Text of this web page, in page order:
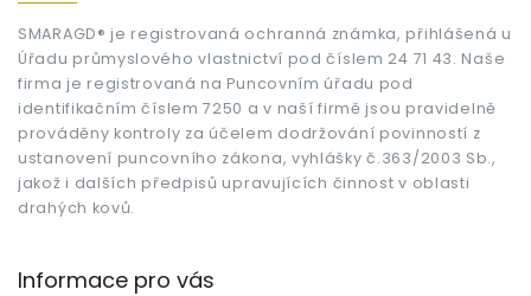
SMARAGD® je registrovaná ochranná známka, přihlášená u
Úřadu průmyslového vlastnictví pod číslem 24 71 43. Naše
firma je registrovaná na Puncovním úřadu pod
identifikačním číslem 7250 a v naší firmě jsou pravidelně
prováděny kontroly za účelem dodržování povinností z
ustanovení puncovního zákona, vyhlášky č.363/2003 Sb.,
jakož i dalších předpisů upravujících činnost v oblasti
drahých kovů.
Informace pro vás